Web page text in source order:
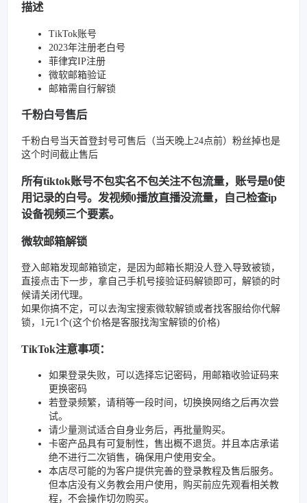
描述
TikTok账号
2023年注册老白号
菲律宾IP注册
微软邮箱验证
邮箱需自行解锁
千粉白号售后
千粉白号当天首登封号可售后（当天晚上24点前）粉丝掉也是
这个时间截止售后
所有tiktok账号不包实名不包关注不包流量，账号是0使
用记录的白号。发视频0播放直播没流量，自己检查ip
设备视频三个要素。
微软邮箱解锁
登入邮箱发现邮箱锁定，是因为邮箱长期没人登入导致被锁，
直接点击下一步，拿自己手机号接验证码解锁即可，解锁的时
候请关闭代理。
如果你搞不定，可以去淘宝搜索微软解锁或者找客服给你代解
锁，1元1个(这个价格是客服找淘宝解锁的价格)
TikTok注意事项：
如果登录失败，可以选择忘记密码，用邮箱收验证码来
更换密码
若登录频繁，请稍等一段时间，切换换网络之后再次尝
试。
请少量测试适合自身业务后，再批量购买。
卡密产品具有可复制性，售出概不退货。并且本店承诺
绝不进行二次销售，确保用户使用安全。
本店尽可能的为客户提供完善的登录教程及售后服务。
但本店没有义务教会用户使用，购买前应先观看相关教
程，不会操作切勿购买。